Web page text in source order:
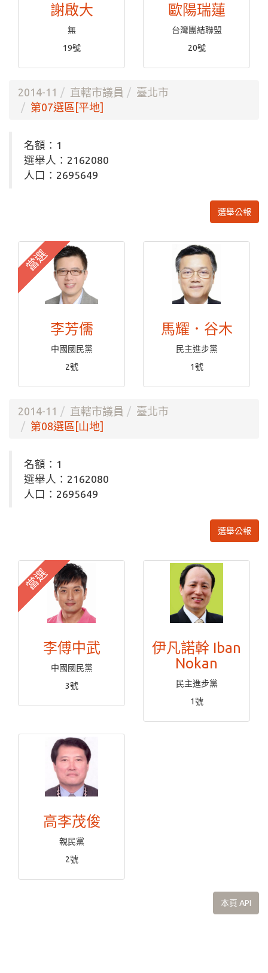
謝啟大
無
19號
歐陽瑞蓮
台灣團結聯盟
20號
2014-11 直轄市議員
臺北市
第07選區[平地]
名額：1
選舉人：2162080
人口：2695649
選舉公報
當選
李芳儒
中國國民黨
2號
馬耀．谷木
民主進步黨
1號
2014-11 直轄市議員
臺北市
第08選區[山地]
名額：1
選舉人：2162080
人口：2695649
選舉公報
當選
李傅中武
中國國民黨
3號
伊凡諾幹 Iban
Nokan
民主進步黨
1號
高李茂俊
親民黨
2號
本頁 API